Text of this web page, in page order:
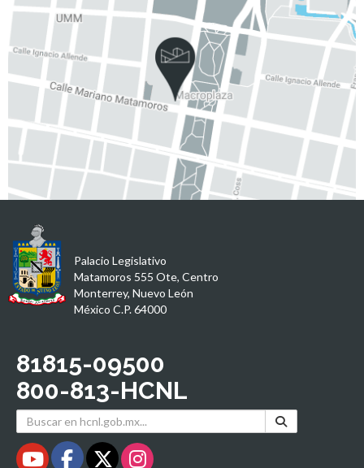
Palacio Legislativo
Matamoros 555 Ote, Centro
Monterrey, Nuevo León
México C.P. 64000
81815-09500
800-813-HCNL